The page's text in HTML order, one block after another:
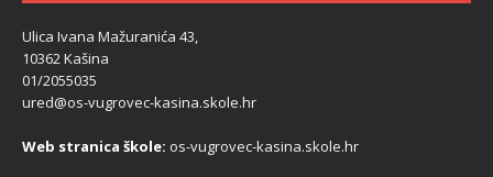
Ulica Ivana Mažuranića 43,
10362 Kašina
01/2055035
ured@os-vugrovec-kasina.skole.hr
Web stranica škole: os-vugrovec-kasina.skole.hr